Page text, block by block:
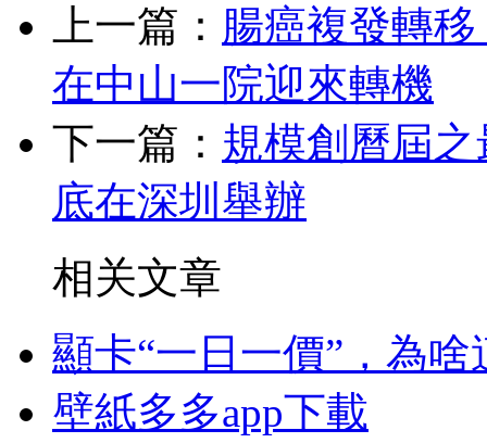
上一篇： 腸癌複發轉
在中山一院迎來轉機
下一篇： 規模創曆屆
底在深圳舉辦
相关文章
顯卡“一日一價”，為
壁紙多多app下載